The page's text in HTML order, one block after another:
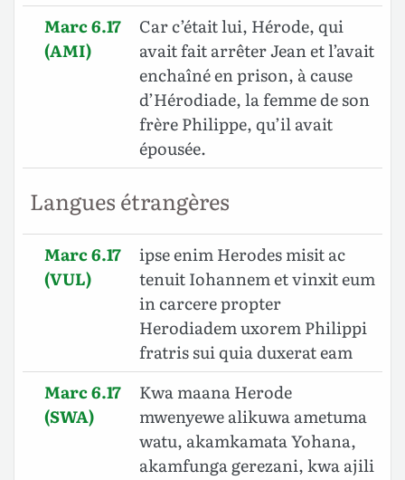
Marc 6.17
(AMI)
Car c’était lui, Hérode, qui
avait fait arrêter Jean et l’avait
enchaîné en prison, à cause
d’Hérodiade, la femme de son
frère Philippe, qu’il avait
épousée.
Langues étrangères
Marc 6.17
(VUL)
ipse enim Herodes misit ac
tenuit Iohannem et vinxit eum
in carcere propter
Herodiadem uxorem Philippi
fratris sui quia duxerat eam
Marc 6.17
(SWA)
Kwa maana Herode
mwenyewe alikuwa ametuma
watu, akamkamata Yohana,
akamfunga gerezani, kwa ajili